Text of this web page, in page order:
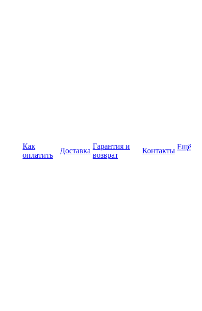
Как
оплатить
Доставка
Гарантия и
возврат
Контакты Ещё